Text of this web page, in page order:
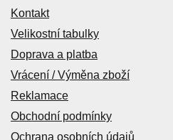
Kontakt
Velikostní tabulky
Doprava a platba
Vrácení / Výměna zboží
Reklamace
Obchodní podmínky
Ochrana osobních údajů